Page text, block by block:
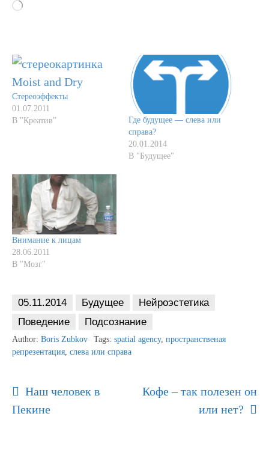
Загрузка…
Стереоэффекты
01.07.2011
В "Креатив"
Где будущее — cлева или
справа?
20.01.2014
В "Будущее"
Внимание к лицам
28.06.2011
В "Мозг"
05.11.2014 Будущее
Нейроэстетика
Поведение
Подсознание
Author: Boris Zubkov Tags: spatial agency, пространственая
репрезентация слева или справа
Post
Navigation
Наш человек в
Пекине
Кофе – так полезен он
или нет?